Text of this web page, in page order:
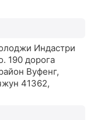
Индастри
190 дорога
Вуфенг,
41362,